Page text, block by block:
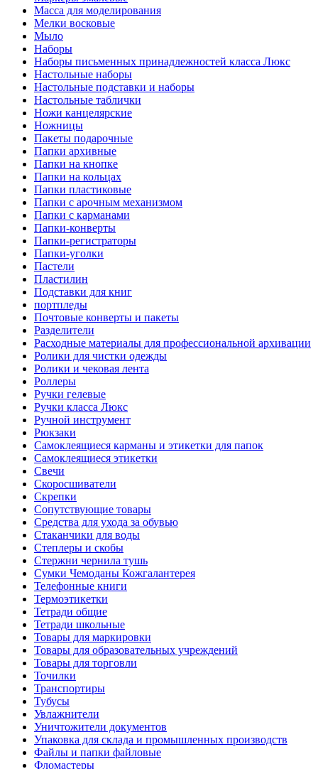
Масса для моделирования
Мелки восковые
Мыло
Наборы
Наборы письменных принадлежностей класса Люкс
Настольные наборы
Настольные подставки и наборы
Настольные таблички
Ножи канцелярские
Ножницы
Пакеты подарочные
Папки архивные
Папки на кнопке
Папки на кольцах
Папки пластиковые
Папки с арочным механизмом
Папки с карманами
Папки-конверты
Папки-регистраторы
Папки-уголки
Пастели
Пластилин
Подставки для книг
портпледы
Почтовые конверты и пакеты
Разделители
Расходные материалы для профессиональной архивации
Ролики для чистки одежды
Ролики и чековая лента
Роллеры
Ручки гелевые
Ручки класса Люкс
Ручной инструмент
Рюкзаки
Самоклеящиеся карманы и этикетки для папок
Самоклеящиеся этикетки
Свечи
Скоросшиватели
Скрепки
Сопутствующие товары
Средства для ухода за обувью
Стаканчики для воды
Степлеры и скобы
Стержни чернила тушь
Сумки Чемоданы Кожгалантерея
Телефонные книги
Термоэтикетки
Тетради общие
Тетради школьные
Товары для маркировки
Товары для образовательных учреждений
Товары для торговли
Точилки
Транспортиры
Тубусы
Увлажнители
Уничтожители документов
Упаковка для склада и промышленных производств
Файлы и папки файловые
Фломастеры